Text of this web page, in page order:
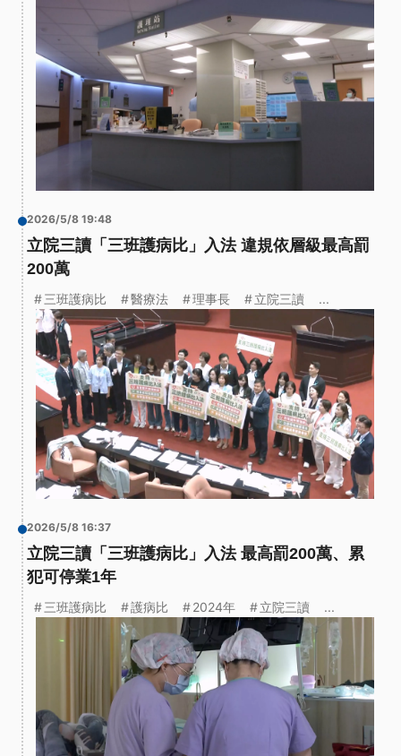
2026/5/8 19:48
立院三讀「三班護病比」入法 違規依層級最高罰
200萬
三班護病比 醫療法 理事長 立院三讀 ...
2026/5/8 16:37
立院三讀「三班護病比」入法 最高罰200萬、累
犯可停業1年
三班護病比 護病比 2024年 立院三讀 ...